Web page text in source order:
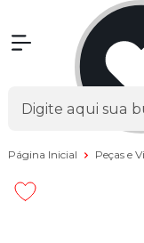
Página Inicial Peças e